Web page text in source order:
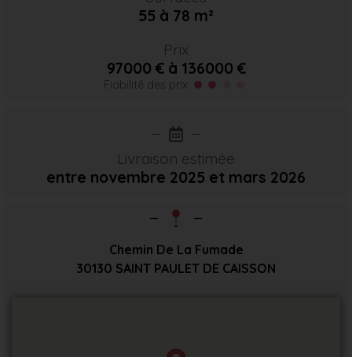
55 à 78 m²
Prix
97000 € à 136000 €
Fiabilité des prix
Livraison estimée
entre novembre 2025 et mars 2026
Chemin De La Fumade
30130 SAINT PAULET DE CAISSON